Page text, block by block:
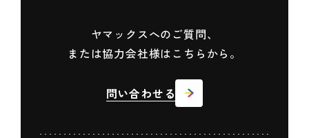
ヤマックスへのご質問、
または協力会社様はこちらから。
問い合わせる